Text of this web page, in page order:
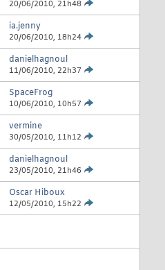
20/06/2010, 21h48
ia.jenny
20/06/2010, 18h24
danielhagnoul
11/06/2010, 22h37
SpaceFrog
10/06/2010, 10h57
vermine
30/05/2010, 11h12
danielhagnoul
23/05/2010, 21h46
Oscar Hiboux
12/05/2010, 15h22